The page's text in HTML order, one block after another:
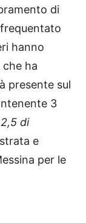
di
hanno
che ha
presente sul
3
di
e
per le